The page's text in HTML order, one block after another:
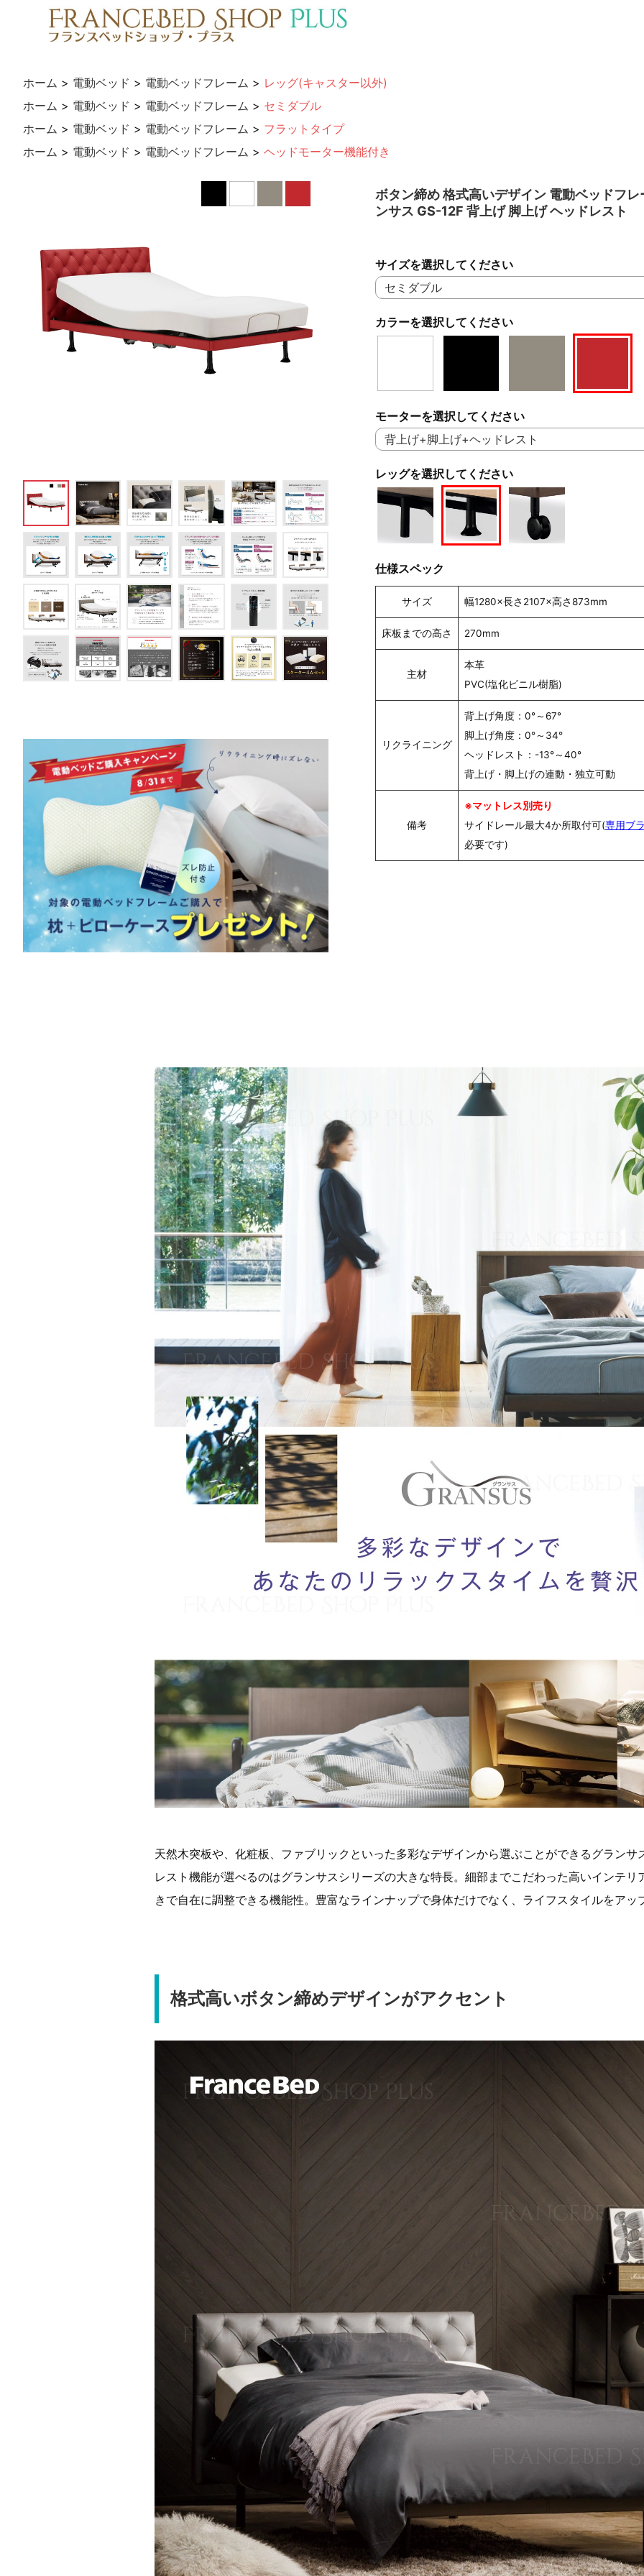
ホーム > 電動ベッド > 電動ベッドフレーム > レッグ(キャスター以外)
ホーム > 電動ベッド > 電動ベッドフレーム > セミダブル
ホーム > 電動ベッド > 電動ベッドフレーム > フラットタイプ
ホーム > 電動ベッド > 電動ベッドフレーム > ヘッドモーター機能付き
ボタン締め 格式高いデザイン 電動ベッドフレ
ンサス GS-12F 背上げ 脚上げ ヘッドレスト
カラーを選択してください
サイズを選択してください
モーターを選択してください
レッグを選択してください
仕様スペック
サイズ 幅1280×長さ2107×高さ873mm
床板までの高さ 270mm
主材
本革
PVC(塩化ビニル樹脂)
リクライニング
背上げ角度：0°～67°
脚上げ角度：0°～34°
ヘッドレスト：-13°～40°
背上げ・脚上げの連動・独立可動
備考
※マットレス別売り
サイドレール最大4か所取付可(専用ブ
必要です)
天然木突板や、化粧板、ファブリックといった多彩なデザインから選ぶことができるグランサ
レスト機能が選べるのはグランサスシリーズの大きな特長。細部までこだわった高いインテリ
きで自在に調整できる機能性。豊富なラインナップで身体だけでなく、ライフスタイルをアッ
格式高いボタン締めデザインがアクセント